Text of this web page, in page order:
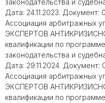
законодательства и
Дата: 24.11.2023.
Ассоциация арбитражных
ЭКСПЕРТОВ
квалификации по
законодательства и
Дата: 29.11.2024.
Ассоциация арбитражных
ЭКСПЕРТОВ
квалификации по